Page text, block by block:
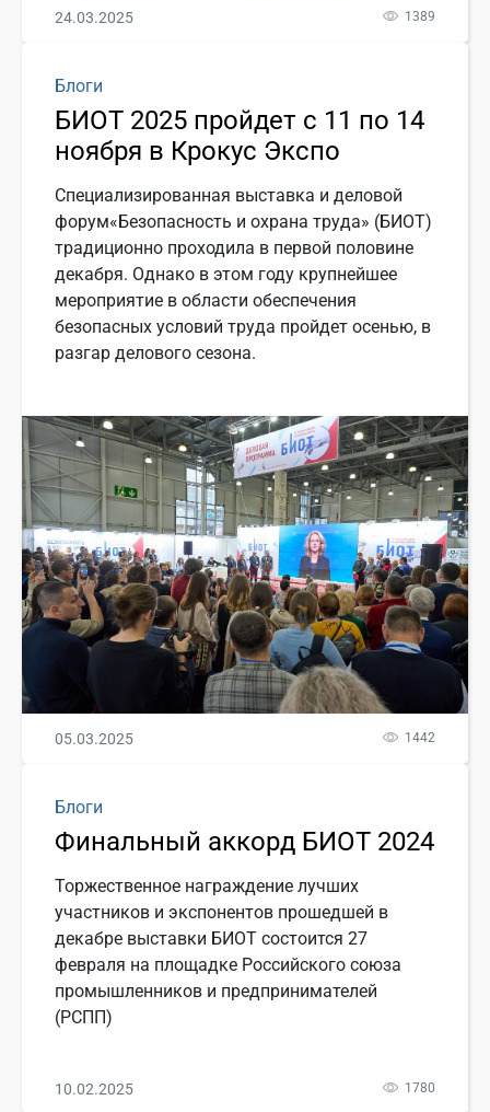
24.03.2025 1389
Блоги
БИОТ 2025 пройдет с 11 по 14
ноября в Крокус Экспо
Специализированная выставка и деловой
форум«Безопасность и охрана труда» (БИОТ)
традиционно проходила в первой половине
декабря. Однако в этом году крупнейшее
мероприятие в области обеспечения
безопасных условий труда пройдет осенью, в
разгар делового сезона.
05.03.2025 1442
Блоги
Финальный аккорд БИОТ 2024
Торжественное награждение лучших
участников и экспонентов прошедшей в
декабре выставки БИОТ состоится 27
февраля на площадке Российского союза
промышленников и предпринимателей
(РСПП)
10.02.2025 1780